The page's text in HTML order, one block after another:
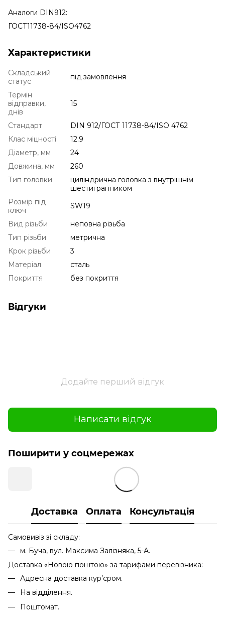
Аналоги DIN912:
ГОСТ11738-84/ISO4762
Характеристики
Складський
статус
під замовлення
Термін
відправки,
днів
15
Стандарт
DIN 912/ГОСТ 11738-84/ISO 4762
Клас міцності
12.9
Діаметр, мм
24
Довжина, мм
260
Тип головки
циліндрична головка з внутрішнім
шестигранником
Розмір під
ключ
SW19
Вид різьби
неповна різьба
Тип різьби
метрична
Крок різьби
3
Матеріал
сталь
Покриття
без покриття
Відгуки
Додайте перший відгук
Написати відгук
Поширити у соцмережах
Доставка Оплата Консультація
Самовивіз зі складу:
м. Буча, вул. Максима Залізняка, 5-А.
Доставка «Новою поштою» за тарифами перевізника:
Адресна доставка кур’єром.
На відділення.
Поштомат.